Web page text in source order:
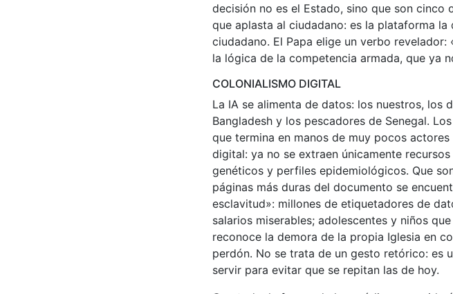
decisión no es el Estado, sino que son
que aplasta al ciudadano: es la plataforma
ciudadano. El Papa elige un verbo
la lógica de la competencia armada, que ya
COLONIALISMO DIGITAL
La IA se alimenta de datos: los nuestros, los
Bangladesh y los pescadores de Senegal.
que termina en manos de muy pocos
digital: ya no se extraen únicamente
genéticos y perfiles epidemiológicos. Que
páginas más duras del documento se
esclavitud»: millones de etiquetadores de
salarios miserables; adolescentes y niños
reconoce la demora de la propia Iglesia en
perdón. No se trata de un gesto retórico: es
servir para evitar que se repitan las de hoy.